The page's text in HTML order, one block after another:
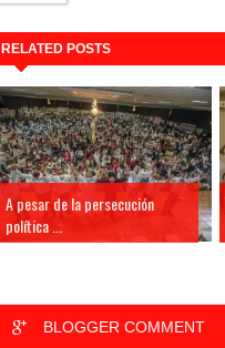
RELATED POSTS
A pesar de la persecución
política ...
BLOGGER COMMENT